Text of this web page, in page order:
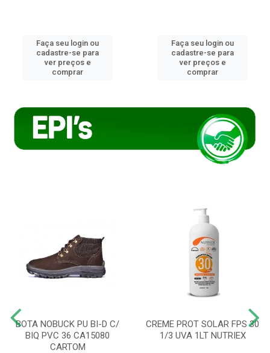
Faça seu login ou
cadastre-se para
ver preços e
comprar
Faça seu login ou
cadastre-se para
ver preços e
comprar
BOTA NOBUCK PU BI-D C/
BIQ PVC 36 CA15080
CARTOM
CREME PROT SOLAR FPS 30
1/3 UVA 1LT NUTRIEX